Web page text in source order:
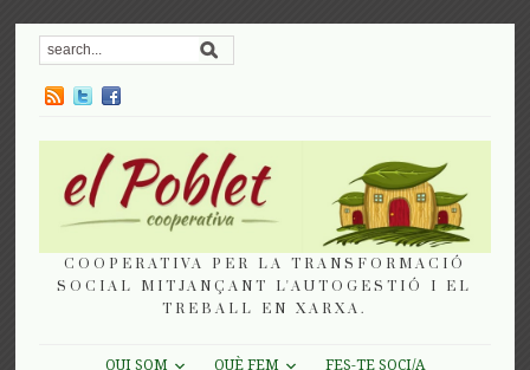
COOPERATIVA PER LA TRANSFORMACIÓ
SOCIAL MITJANÇANT L'AUTOGESTIÓ I EL
TREBALL EN XARXA.
QUI SOM QUÈ FEM
FES-TE SOCI/A